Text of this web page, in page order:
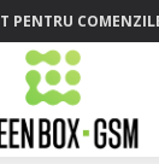
PENTRU